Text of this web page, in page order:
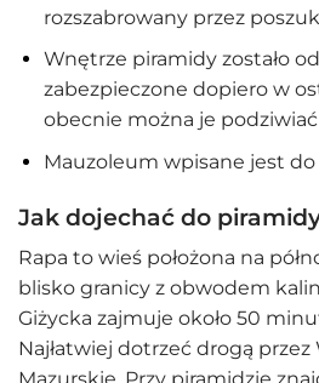
rozszabrowany przez
Wnętrze piramidy zostało
zabezpieczone dopiero w
obecnie można je
Mauzoleum wpisane jest
Jak dojechać do
Rapa to wieś położona na
blisko granicy z obwodem
Giżycka zajmuje około 50
Najłatwiej dotrzeć drogą